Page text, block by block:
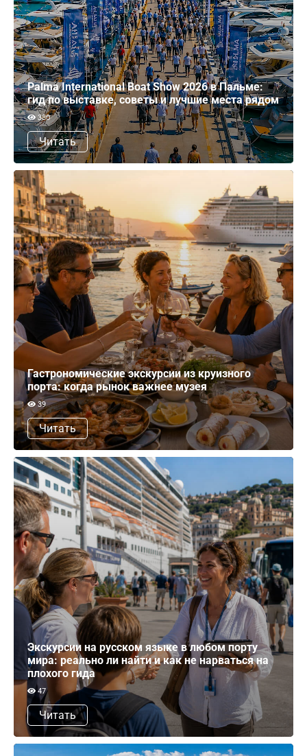
Palma International Boat Show 2026 в Пальме:
гид по выставке, советы и лучшие места рядом
380
Читать
Гастрономические экскурсии из круизного
порта: когда рынок важнее музея
39
Читать
Экскурсии на русском языке в любом порту
мира: реально ли найти и как не нарваться на
плохого гида
47
Читать